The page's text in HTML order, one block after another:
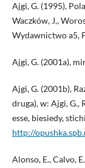
Ajgi, G. (1995),
Waczków, J.,
Wydawnictwo a5,
Ajgi, G. (2001a),
Ajgi, G. (2001b),
druga), w: Ajgi, G.,
esse, biesiedy,
http://
Alonso, E., Calvo,